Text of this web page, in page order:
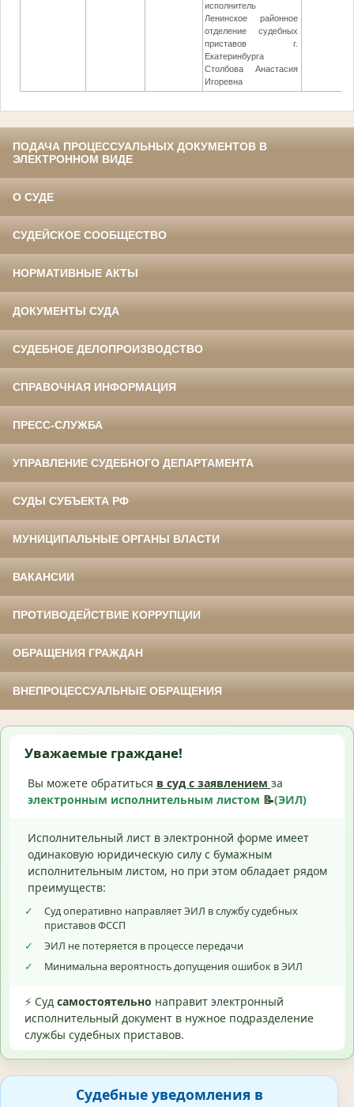
исполнитель
Ленинское районное
отделение судебных
приставов г.
Екатеринбурга
Столбова Анастасия
Игоревна
ПОДАЧА ПРОЦЕССУАЛЬНЫХ ДОКУМЕНТОВ В
ЭЛЕКТРОННОМ ВИДЕ
О СУДЕ
СУДЕЙСКОЕ СООБЩЕСТВО
НОРМАТИВНЫЕ АКТЫ
ДОКУМЕНТЫ СУДА
СУДЕБНОЕ ДЕЛОПРОИЗВОДСТВО
СПРАВОЧНАЯ ИНФОРМАЦИЯ
ПРЕСС-СЛУЖБА
УПРАВЛЕНИЕ СУДЕБНОГО ДЕПАРТАМЕНТА
СУДЫ СУБЪЕКТА РФ
МУНИЦИПАЛЬНЫЕ ОРГАНЫ ВЛАСТИ
ВАКАНСИИ
ПРОТИВОДЕЙСТВИЕ КОРРУПЦИИ
ОБРАЩЕНИЯ ГРАЖДАН
ВНЕПРОЦЕССУАЛЬНЫЕ ОБРАЩЕНИЯ
Уважаемые граждане!
Вы можете обратиться в суд с заявлением за
электронным исполнительным листом 📝(ЭИЛ)
Исполнительный лист в электронной форме имеет
одинаковую юридическую силу с бумажным
исполнительным листом, но при этом обладает рядом
преимуществ:
✓
Суд оперативно направляет ЭИЛ в службу судебных
приставов ФССП
✓
ЭИЛ не потеряется в процессе передачи
✓
Минимальна вероятность допущения ошибок в ЭИЛ
⚡ Суд самостоятельно направит электронный
исполнительный документ в нужное подразделение
службы судебных приставов.
Судебные уведомления в